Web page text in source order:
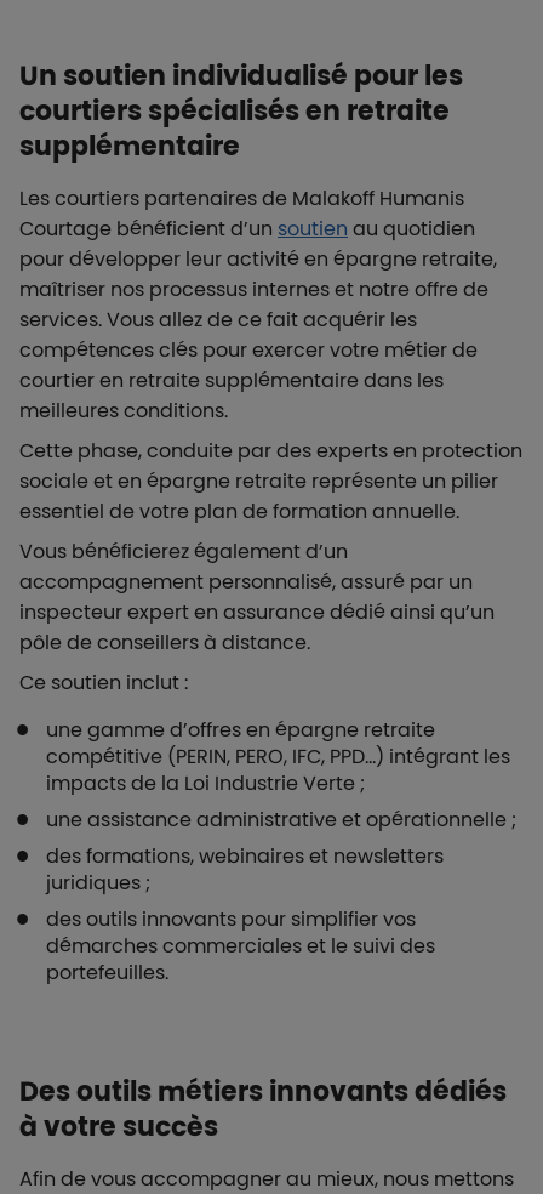
Un soutien individualisé pour les
courtiers spécialisés en retraite
supplémentaire
Les courtiers partenaires de Malakoff Humanis
Courtage bénéficient d’un soutien au quotidien
pour développer leur activité en épargne retraite,
maîtriser nos processus internes et notre offre de
services. Vous allez de ce fait acquérir les
compétences clés pour exercer votre métier de
courtier en retraite supplémentaire dans les
meilleures conditions.
Cette phase, conduite par des experts en protection
sociale et en épargne retraite représente un pilier
essentiel de votre plan de formation annuelle.
Vous bénéficierez également d’un
accompagnement personnalisé, assuré par un
inspecteur expert en assurance dédié ainsi qu’un
pôle de conseillers à distance.
Ce soutien inclut :
une gamme d’offres en épargne retraite
compétitive (PERIN, PERO, IFC, PPD…) intégrant les
impacts de la Loi Industrie Verte ;
une assistance administrative et opérationnelle ;
des formations, webinaires et newsletters
juridiques ;
des outils innovants pour simplifier vos
démarches commerciales et le suivi des
portefeuilles.
Des outils métiers innovants dédiés
à votre succès
Afin de vous accompagner au mieux, nous mettons